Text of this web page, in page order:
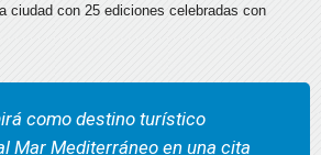
ciudad con 25 ediciones celebradas con
como destino turístico
Mar Mediterráneo en una cita